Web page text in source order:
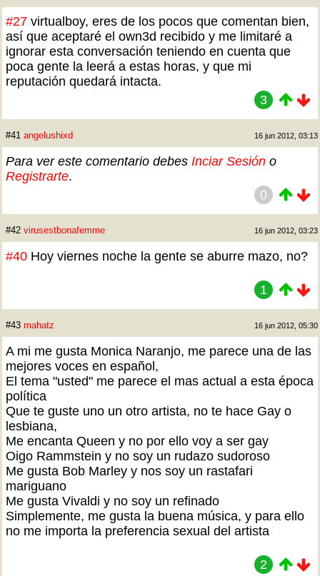
#27 virtualboy, eres de los pocos que comentan bien,
así que aceptaré el own3d recibido y me limitaré a
ignorar esta conversación teniendo en cuenta que
poca gente la leerá a estas horas, y que mi
reputación quedará intacta.
3
#41 angelushixd 16 jun 2012, 03:13
Para ver este comentario debes Inciar Sesión o
Registrarte.
0
#42 virusestbonafemme 16 jun 2012, 03:23
#40 Hoy viernes noche la gente se aburre mazo, no?
1
#43 mahatz 16 jun 2012, 05:30
A mi me gusta Monica Naranjo, me parece una de las
mejores voces en español,
El tema "usted" me parece el mas actual a esta época
política
Que te guste uno un otro artista, no te hace Gay o
lesbiana,
Me encanta Queen y no por ello voy a ser gay
Oigo Rammstein y no soy un rudazo sudoroso
Me gusta Bob Marley y nos soy un rastafari
mariguano
Me gusta Vivaldi y no soy un refinado
Simplemente, me gusta la buena música, y para ello
no me importa la preferencia sexual del artista
2